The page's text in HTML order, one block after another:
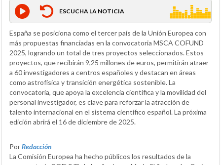
ESCUCHA LA NOTICIA
España se posiciona como el tercer país de la Unión Europea con
más propuestas financiadas en la convocatoria MSCA COFUND
2025, logrando un total de tres proyectos seleccionados. Estos
proyectos, que recibirán 9,25 millones de euros, permitirán atraer
a 60 investigadores a centros españoles y destacan en áreas
como astrofísica y transición energética sostenible. La
convocatoria, que apoya la excelencia científica y la movilidad del
personal investigador, es clave para reforzar la atracción de
talento internacional en el sistema científico español. La próxima
edición abrirá el 16 de diciembre de 2025.
PorRedacción
La Comisión Europea ha hecho públicos los resultados de la